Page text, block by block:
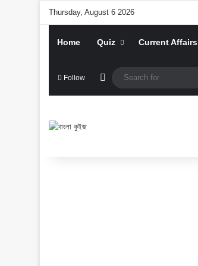
Thursday, August 6 2026
Home Quiz Current Affairs
Follow Random Article